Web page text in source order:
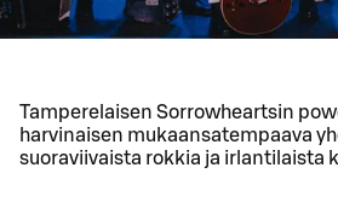
Tamperelaisen Sorrowheartsin
harvinaisen mukaansatempaava
suoraviivaista rokkia ja irlantilaista